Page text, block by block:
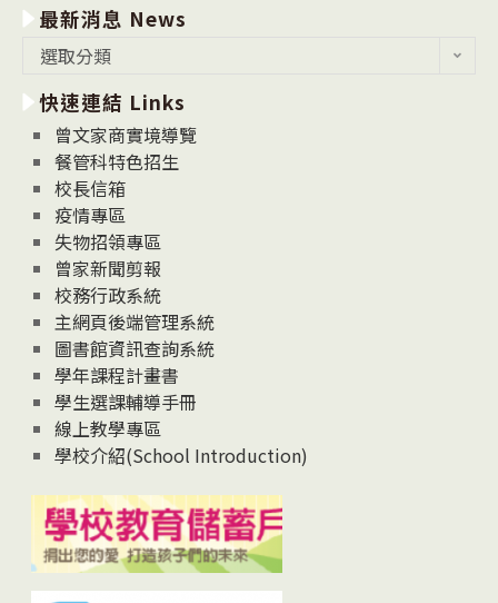
最新消息 News
消
息
News
選取分類
快速連結 Links
曾文家商實境導覽
餐管科特色招生
校長信箱
疫情專區
失物招領專區
曾家新聞剪報
校務行政系統
主網頁後端管理系統
圖書館資訊查詢系統
學年課程計畫書
學生選課輔導手冊
線上教學專區
學校介紹(School Introduction)